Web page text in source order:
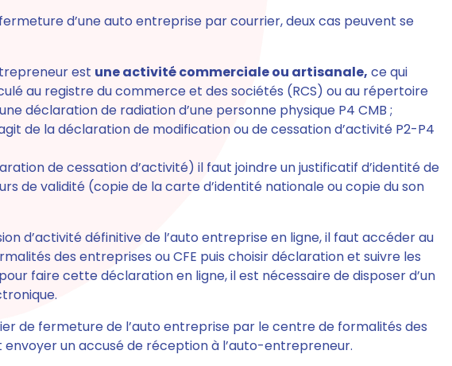
d’une auto entreprise par courrier, deux cas peuvent se
est une activité commerciale ou artisanale, ce qui
au registre du commerce et des sociétés (RCS) ou au répertoire
déclaration de radiation d’une personne physique P4 CMB ;
de la déclaration de modification ou de cessation d’activité P2-P4
de cessation d’activité) il faut joindre un justificatif d’identité de
de validité (copie de la carte d’identité nationale ou copie du son
d’activité définitive de l’auto entreprise en ligne, il faut accéder au
des entreprises ou CFE puis choisir déclaration et suivre les
faire cette déclaration en ligne,il est nécessaire de disposer d’un
de fermeture de l’auto entreprise par le centre de formalités des
un accusé de réception à l’auto-entrepreneur.